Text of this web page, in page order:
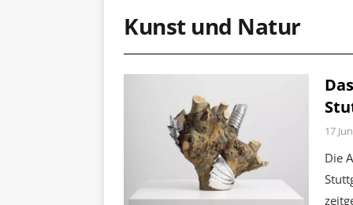
Kunst und Natur
17
Die